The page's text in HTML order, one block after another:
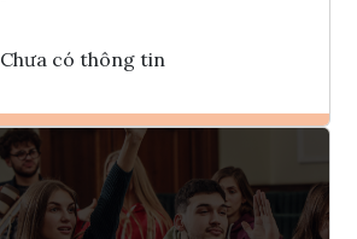
Chưa có thông tin
Ghi danh
Tham vấn Interlink